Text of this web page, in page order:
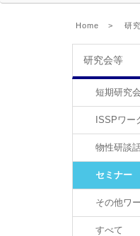
Home > 研
研究会等
短期研究会
ISSPワー
物性研談
セミナー
その他ワ
すべて